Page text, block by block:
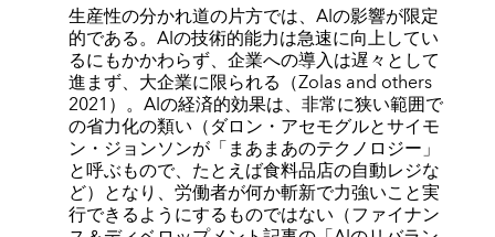
生産性の分かれ道の片方では、AIの影響が限定
的である。AIの技術的能力は急速に向上してい
るにもかかわらず、企業への導入は遅々として
進まず、大企業に限られる（Zolas and others
2021）。AIの経済的効果は、非常に狭い範囲で
の省力化の類い（ダロン・アセモグルとサイモ
ン・ジョンソンが「まあまあのテクノロジー」
と呼ぶもので、たとえば食料品店の自動レジな
ど）となり、労働者が何か斬新で力強いこと実
行できるようにするものではない（ファイナン